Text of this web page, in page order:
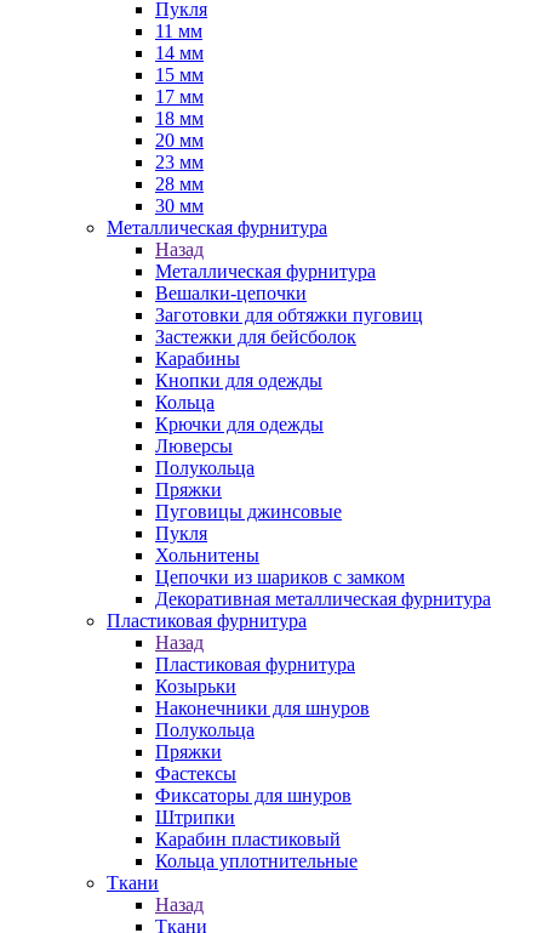
Пукля
11 мм
14 мм
15 мм
17 мм
18 мм
20 мм
23 мм
28 мм
30 мм
Металлическая фурнитура
Назад
Металлическая фурнитура
Вешалки-цепочки
Заготовки для обтяжки пуговиц
Застежки для бейсболок
Карабины
Кнопки для одежды
Кольца
Крючки для одежды
Люверсы
Полукольца
Пряжки
Пуговицы джинсовые
Пукля
Хольнитены
Цепочки из шариков с замком
Декоративная металлическая фурнитура
Пластиковая фурнитура
Назад
Пластиковая фурнитура
Козырьки
Наконечники для шнуров
Полукольца
Пряжки
Фастексы
Фиксаторы для шнуров
Штрипки
Карабин пластиковый
Кольца уплотнительные
Ткани
Назад
Ткани